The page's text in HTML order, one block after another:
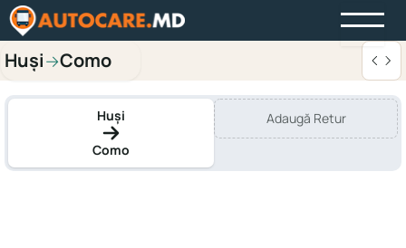
Huși→Como
Huși
Como
Adaugă Retur